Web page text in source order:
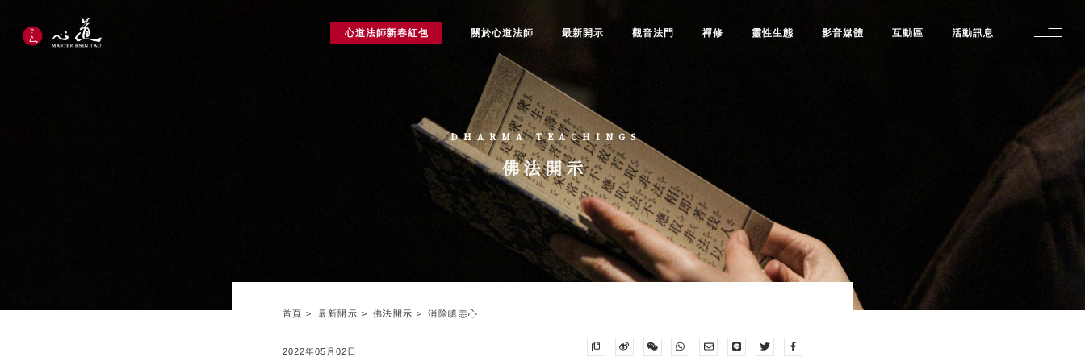
DHARMA TEACHINGS
佛法開示
首頁 最新開示 佛法開示 消除瞋恚心
2022年05月02日
心道法師新春紅包 關於心道法師 最新開示 觀音法門 禪修 靈性生態 影音媒體 互動區 活動訊息